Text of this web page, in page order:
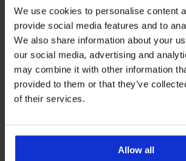
We use cookies to personalise content
provide social media features and to
We also share information about your
our social media, advertising and
may combine it with other information
provided to them or that they’ve
of their services.
Allow all
Μπαμπού μποξεράκι Grey
χωρίς ραφές
16,99 €
12,74 €κωδικός ALL25
Μπαμπού
ραφές Ι
15,99 €
11,99 €